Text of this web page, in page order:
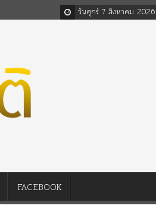
วันศุกร์ 7 สิงหาคม 2026
FACEBOOK